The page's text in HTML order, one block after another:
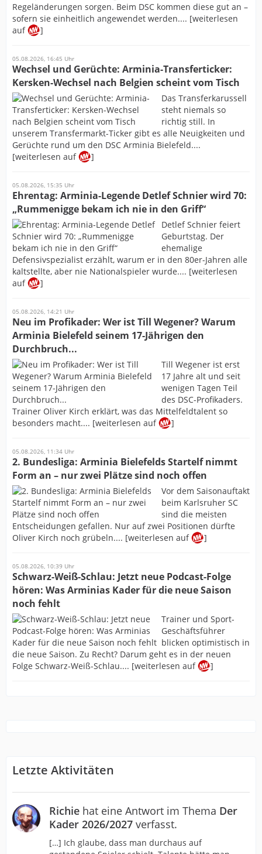
Regeländerungen sorgen. Beim DSC kommen diese gut an –
sofern sie einheitlich angewendet werden.... [weiterlesen
auf
]
05.08.2026, 16:45 Uhr
Wechsel und Gerüchte: Arminia-Transferticker:
Kersken-Wechsel nach Belgien scheint vom Tisch
Das Transferkarussell
steht niemals so
richtig still. In
unserem Transfermarkt-Ticker gibt es alle Neuigkeiten und
Gerüchte rund um den DSC Arminia Bielefeld....
[weiterlesen auf
]
05.08.2026, 15:35 Uhr
Ehrentag: Arminia-Legende Detlef Schnier wird 70:
„Rummenigge bekam ich nie in den Griff“
Detlef Schnier feiert
Geburtstag. Der
ehemalige
Defensivspezialist erzählt, warum er in den 80er-Jahren alle
kaltstellte, aber nie Nationalspieler wurde.... [weiterlesen
auf
]
05.08.2026, 14:21 Uhr
Neu im Profikader: Wer ist Till Wegener? Warum
Arminia Bielefeld seinem 17-Jährigen den
Durchbruch...
Till Wegener ist erst
17 Jahre alt und seit
wenigen Tagen Teil
des DSC-Profikaders.
Trainer Oliver Kirch erklärt, was das Mittelfeldtalent so
besonders macht.... [weiterlesen auf
]
05.08.2026, 11:34 Uhr
2. Bundesliga: Arminia Bielefelds Startelf nimmt
Form an – nur zwei Plätze sind noch offen
Vor dem Saisonauftakt
beim Karlsruher SC
sind die meisten
Entscheidungen gefallen. Nur auf zwei Positionen dürfte
Oliver Kirch noch grübeln.... [weiterlesen auf
]
05.08.2026, 10:39 Uhr
Schwarz-Weiß-Schlau: Jetzt neue Podcast-Folge
hören: Was Arminias Kader für die neue Saison
noch fehlt
Trainer und Sport-
Geschäftsführer
blicken optimistisch in
die neue Saison. Zu Recht? Darum geht es in der neuen
Folge Schwarz-Weiß-Schlau.... [weiterlesen auf
]
Letzte Aktivitäten
Richie hat eine Antwort im Thema Der
Kader 2026/2027 verfasst.
[…] Ich glaube, dass man durchaus auf